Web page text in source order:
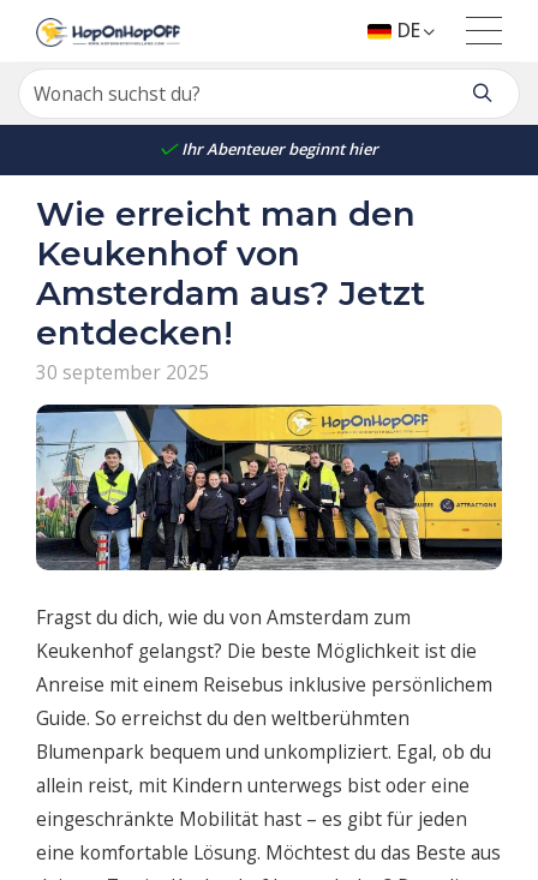
Ihr Abenteuer beginnt hier
DE
Wie erreicht man den
Keukenhof von
Amsterdam aus? Jetzt
entdecken!
30 september 2025
Fragst du dich, wie du von Amsterdam zum
Keukenhof gelangst? Die beste Möglichkeit ist die
Anreise mit einem Reisebus inklusive persönlichem
Guide. So erreichst du den weltberühmten
Blumenpark bequem und unkompliziert. Egal, ob du
allein reist, mit Kindern unterwegs bist oder eine
eingeschränkte Mobilität hast – es gibt für jeden
eine komfortable Lösung. Möchtest du das Beste aus